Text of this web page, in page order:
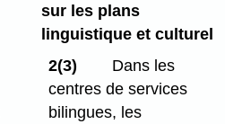
sur les plans
linguistique et culturel
2(3)
Dans les
centres de services
bilingues, les